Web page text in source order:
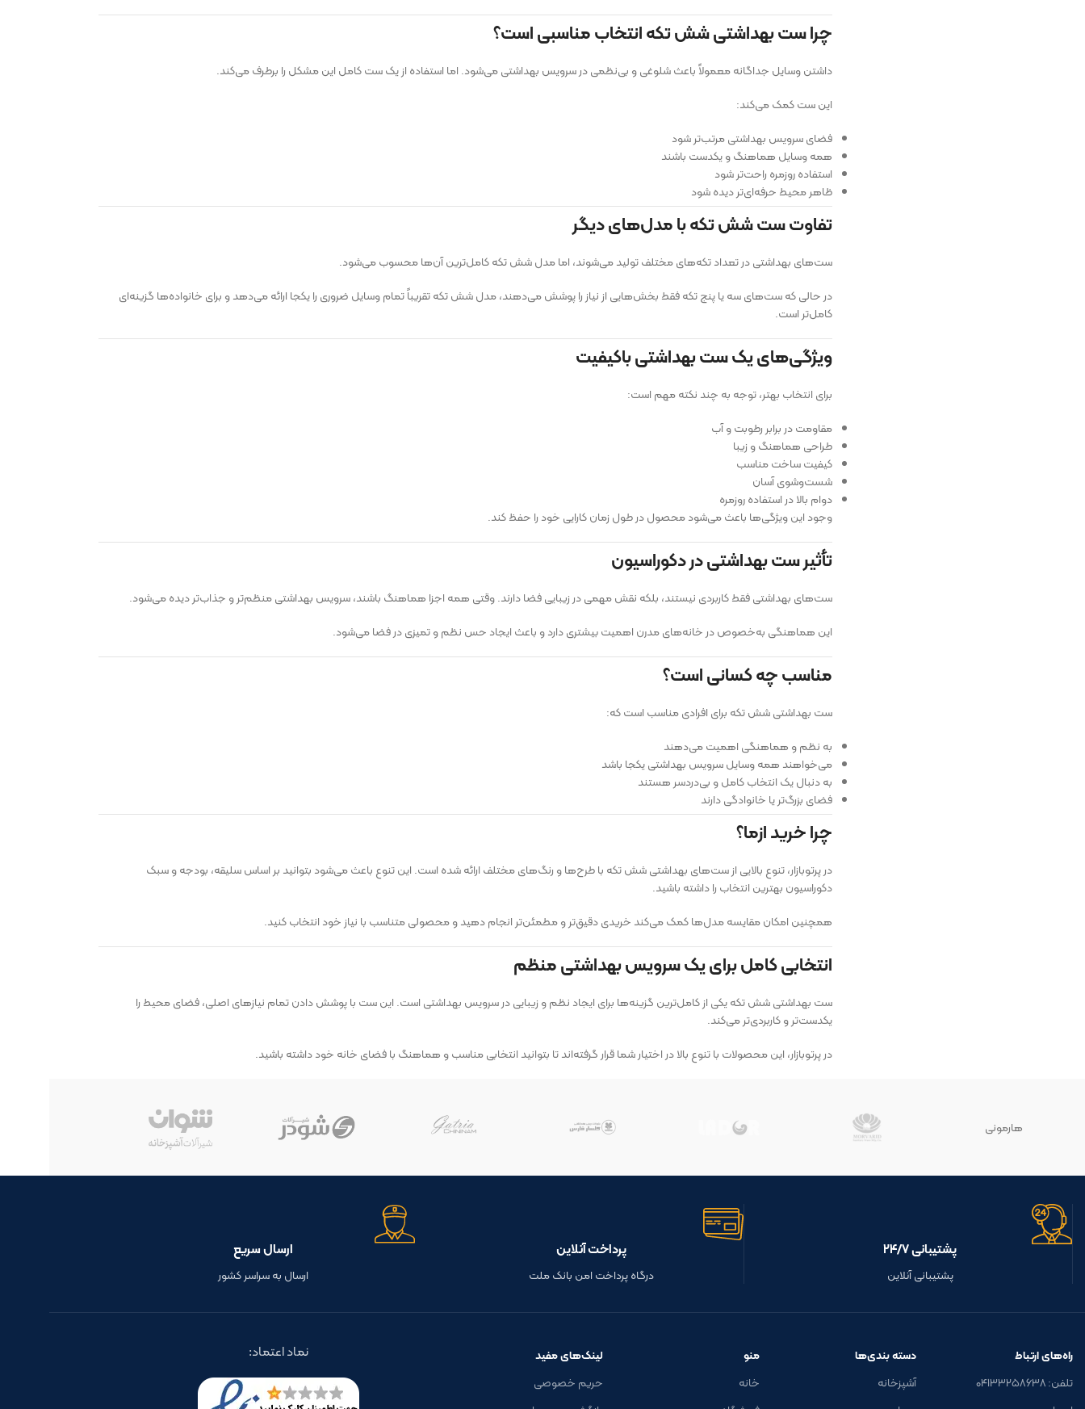
چرا ست بهداشتی شش تکه انتخاب مناسبی است؟
داشتن وسایل جداگانه معمولاً باعث شلوغی و بی‌نظمی در سرویس بهداشتی می‌شود. اما استفاده از یک ست کامل این مشکل را برطرف می‌کند.
این ست کمک می‌کند:
فضای سرویس بهداشتی مرتب‌تر شود
همه وسایل هماهنگ و یکدست باشند
استفاده روزمره راحت‌تر شود
ظاهر محیط حرفه‌ای‌تر دیده شود
تفاوت ست شش تکه با مدل‌های دیگر
ست‌های بهداشتی در تعداد تکه‌های مختلف تولید می‌شوند، اما مدل شش تکه کامل‌ترین آن‌ها محسوب می‌شود.
در حالی که ست‌های سه یا پنج تکه فقط بخش‌هایی از نیاز را پوشش می‌دهند، مدل شش تکه تقریباً تمام وسایل ضروری را یکجا ارائه می‌دهد و برای خانواده‌ها گزینه‌ای
کامل‌تر است.
ویژگی‌های یک ست بهداشتی باکیفیت
برای انتخاب بهتر، توجه به چند نکته مهم است:
مقاومت در برابر رطوبت و آب
طراحی هماهنگ و زیبا
کیفیت ساخت مناسب
شست‌وشوی آسان
دوام بالا در استفاده روزمره
وجود این ویژگی‌ها باعث می‌شود محصول در طول زمان کارایی خود را حفظ کند.
تأثیر ست بهداشتی در دکوراسیون
ست‌های بهداشتی فقط کاربردی نیستند، بلکه نقش مهمی در زیبایی فضا دارند. وقتی همه اجزا هماهنگ باشند، سرویس بهداشتی منظم‌تر و جذاب‌تر دیده می‌شود.
این هماهنگی به‌خصوص در خانه‌های مدرن اهمیت بیشتری دارد و باعث ایجاد حس نظم و تمیزی در فضا می‌شود.
مناسب چه کسانی است؟
ست بهداشتی شش تکه برای افرادی مناسب است که:
به نظم و هماهنگی اهمیت می‌دهند
می‌خواهند همه وسایل سرویس بهداشتی یکجا باشد
به دنبال یک انتخاب کامل و بی‌دردسر هستند
فضای بزرگ‌تر یا خانوادگی دارند
چرا خرید ازما؟
در پرتوبازار، تنوع بالایی از ست‌های بهداشتی شش تکه با طرح‌ها و رنگ‌های مختلف ارائه شده است. این تنوع باعث می‌شود بتوانید بر اساس سلیقه، بودجه و سبک
دکوراسیون بهترین انتخاب را داشته باشید.
همچنین امکان مقایسه مدل‌ها کمک می‌کند خریدی دقیق‌تر و مطمئن‌تر انجام دهید و محصولی متناسب با نیاز خود انتخاب کنید.
انتخابی کامل برای یک سرویس بهداشتی منظم
ست بهداشتی شش تکه یکی از کامل‌ترین گزینه‌ها برای ایجاد نظم و زیبایی در سرویس بهداشتی است. این ست با پوشش دادن تمام نیازهای اصلی، فضای محیط را
یکدست‌تر و کاربردی‌تر می‌کند.
در پرتوبازار، این محصولات با تنوع بالا در اختیار شما قرار گرفته‌اند تا بتوانید انتخابی مناسب و هماهنگ با فضای خانه خود داشته باشید.
هارمونی
پشتیبانی ۲۴/۷
پشتیبانی آنلاین
پرداخت آنلاین
درگاه پرداخت امن بانک ملت
ارسال سریع
ارسال به سراسر کشور
راه‌های ارتباط
تلفن: ۰۴۱۳۳۲۵۸۶۳۸
دسته بندی‌ها
آشپزخانه
منو
خانه
لینک‌های مفید
حریم خصوصی
نماد اعتماد: